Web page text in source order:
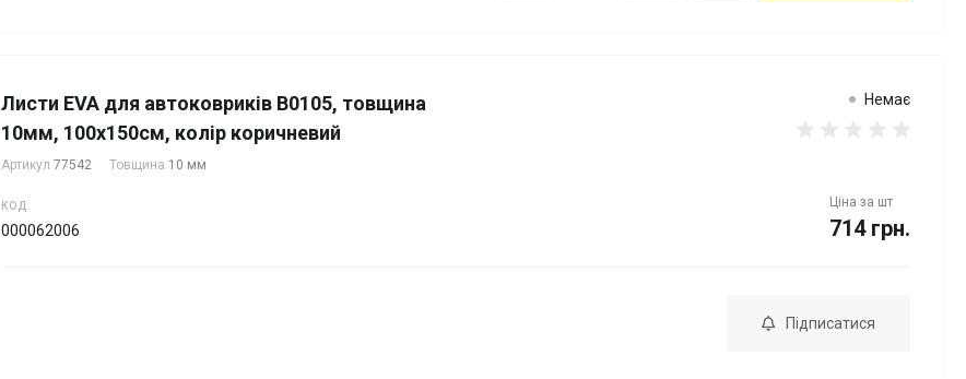
Листи EVA для автоковриків B0105, товщина
10мм, 100х150см, колір коричневий
Артикул 77542 Товщина 10 мм
Немає
КОД
000062006
Ціна за шт
714 грн.
Підписатися